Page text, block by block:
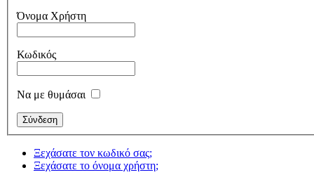
Όνομα Χρήστη
Κωδικός
Να με θυμάσαι
Ξεχάσατε τον κωδικό σας;
Ξεχάσατε το όνομα χρήστη;